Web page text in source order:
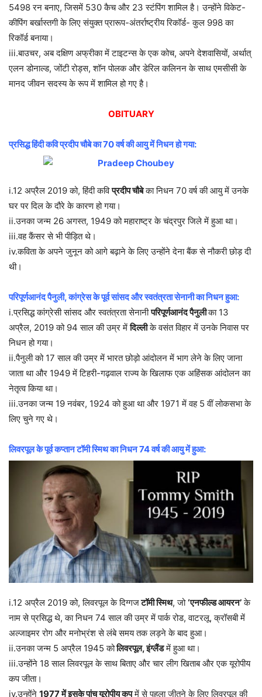
5498 रन बनाए, जिसमें 530 कैच और 23 स्टंपिंग शामिल है। उन्होंने विकेट-
कीपिंग बर्खास्तगी के लिए संयुक्त प्रारूप-अंतर्राष्ट्रीय रिकॉर्ड- कुल 998 का ​​
रिकॉर्ड बनाया।
iii.बाउचर, अब दक्षिण अफ्रीका में टाइटन्स के एक कोच, अपने देशवासियों, अर्थात्
एलन डोनाल्ड, जोंटी रोड्स, शॉन पोलक और डेरिल कलिनन के साथ एमसीसी के
मानद जीवन सदस्य के रूप में शामिल हो गए है।
OBITUARY
प्रसिद्ध हिंदी कवि प्रदीप चौबे का 70 वर्ष की आयु में निधन हो गया:
i.12 अप्रैल 2019 को, हिंदी कविप्रदीप चौबेका निधन 70 वर्ष की आयु में उनके
घर पर दिल के दौरे के कारण हो गया।
ii.उनका जन्म 26 अगस्त, 1949 को महाराष्ट्र के चंद्रपुर जिले में हुआ था।
iii.वह कैंसर से भी पीड़ित थे।
iv.कविता के अपने जुनून को आगे बढ़ाने के लिए उन्होंने देना बैंक से नौकरी छोड़ दी
थी।
परिपूर्णआनंद पैनुली, कांग्रेस के पूर्व सांसद और स्वतंत्रता सेनानी का निधन हुआ:
i.प्रसिद्ध कांग्रेसी सांसद और स्वतंत्रता सेनानीपरिपूर्णआनंद पैनुलीका 13
अप्रैल, 2019 को 94 साल की उम्र मेंदिल्लीके वसंत विहार में उनके निवास पर
निधन हो गया।
ii.पैनुली को 17 साल की उम्र में भारत छोड़ो आंदोलन में भाग लेने के लिए जाना
जाता था और 1949 में टिहरी-गढ़वाल राज्य के खिलाफ एक अहिंसक आंदोलन का
नेतृत्व किया था।
iii.उनका जन्म 19 नवंबर, 1924 को हुआ था और 1971 में वह 5 वीं लोकसभा के
लिए चुने गए थे।
लिवरपूल के पूर्व कप्तान टॉमी स्मिथ का निधन 74 वर्ष की आयु में हुआ:
i.12 अप्रैल 2019 को, लिवरपूल के दिग्गजटॉमी स्मिथ, जो‘एनफील्ड आयरन’के
नाम से प्रसिद्ध थे, का निधन 74 साल की उम्र में पार्क रोड, वाटरलू, क्रॉसबी में
अल्जाइमर रोग और मनोभ्रंश से लंबे समय तक लड़ने के बाद हुआ।
ii.उनका जन्म 5 अप्रैल 1945 कोलिवरपूल, इंग्लैंडमें हुआ था।
iii.उन्होंने 18 साल लिवरपूल के साथ बिताए और चार लीग खिताब और एक यूरोपीय
कप जीता।
iv.उन्होंने 1977 में इसके पांच यूरोपीय कपमें से पहला जीतने के लिए लिवरपूल की